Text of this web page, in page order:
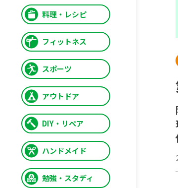
料理・レシピ
フィットネス
スポーツ
アウトドア
DIY・リペア
ハンドメイド
勉強・スタディ